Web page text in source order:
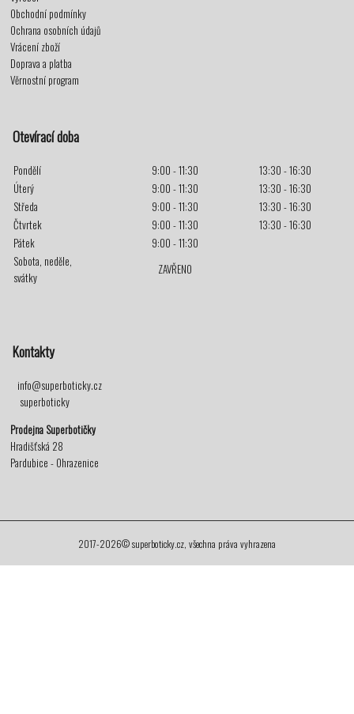
Obchodní podmínky
Ochrana osobních údajů
Vrácení zboží
Doprava a platba
Věrnostní program
Otevírací doba
Pondělí 9:00 - 11:30
13:30 - 16:30
Úterý
9:00 - 11:30
13:30 - 16:30
Středa
9:00 - 11:30
13:30 - 16:30
Čtvrtek
9:00 - 11:30
13:30 - 16:30
Pátek
9:00 - 11:30
Sobota, neděle,
svátky
ZAVŘENO
Kontakty
info@superboticky.cz
superboticky
Prodejna Superbotičky
Hradišťská 28
Pardubice - Ohrazenice
2017-2026© superboticky.cz, všechna práva vyhrazena